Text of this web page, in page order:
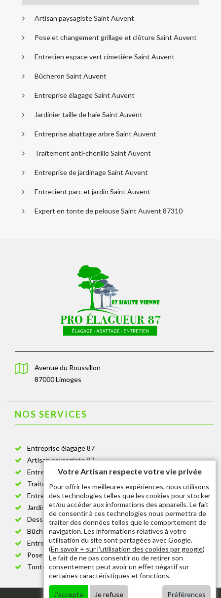
Artisan paysagiste Saint Auvent
Pose et changement grillage et clôture Saint Auvent
Entretien espace vert cimetière Saint Auvent
Bûcheron Saint Auvent
Entreprise élagage Saint Auvent
Jardinier taille de haie Saint Auvent
Entreprise abattage arbre Saint Auvent
Traitement anti-chenille Saint Auvent
Entreprise de jardinage Saint Auvent
Entretient parc et jardin Saint Auvent
Expert en tonte de pelouse Saint Auvent 87310
Avenue du Roussillon
87000 Limoges
NOS SERVICES
Entreprise élagage 87
Artisan paysagiste 87
Entreprise de jardinage 87
Traitement anti-chenille 87
Entreprise abattage arbre 87
Jardinier taille de haie 87
Dessouchage arbre et haie 87
Bûcheron 87
Entretien espace vert cimetière 87
Pose et changement grillage et clôture 87
Tonte de pelouse 87
Votre Artisan respecte votre vie privée
Pour offrir les meilleures expériences, nous utilisons
des technologies telles que les cookies pour stocker
et/ou accéder aux informations des appareils. Le fait
de consentir à ces technologies nous permettra de
traiter des données telles que le comportement de
navigation. Les informations relatives à votre
utilisation du site sont partagées avec Google.
(En savoir + sur l'utilisation des cookies par google)
Le fait de ne pas consentir ou de retirer son
consentement peut avoir un effet négatif sur
certaines caractéristiques et fonctions.
J'accepte Je refuse Préférences